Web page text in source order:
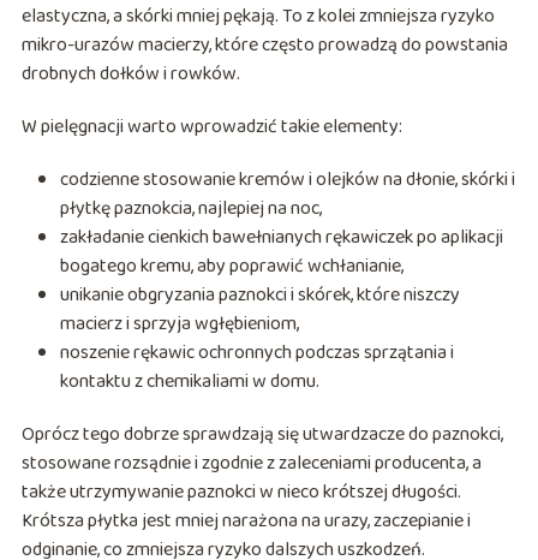
elastyczna, a skórki mniej pękają. To z kolei zmniejsza ryzyko
mikro-urazów macierzy, które często prowadzą do powstania
drobnych dołków i rowków.
W pielęgnacji warto wprowadzić takie elementy:
codzienne stosowanie kremów i olejków na dłonie, skórki i
płytkę paznokcia, najlepiej na noc,
zakładanie cienkich bawełnianych rękawiczek po aplikacji
bogatego kremu, aby poprawić wchłanianie,
unikanie obgryzania paznokci i skórek, które niszczy
macierz i sprzyja wgłębieniom,
noszenie rękawic ochronnych podczas sprzątania i
kontaktu z chemikaliami w domu.
Oprócz tego dobrze sprawdzają się utwardzacze do paznokci,
stosowane rozsądnie i zgodnie z zaleceniami producenta, a
także utrzymywanie paznokci w nieco krótszej długości.
Krótsza płytka jest mniej narażona na urazy, zaczepianie i
odginanie, co zmniejsza ryzyko dalszych uszkodzeń.